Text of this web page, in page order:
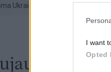
I want
Opted
Ukrainai Keithas
įrašai